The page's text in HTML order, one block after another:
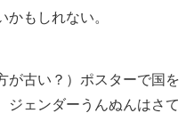
もしれない。
が古い？）ポスターで国を
ジェンダーうんぬんはさて